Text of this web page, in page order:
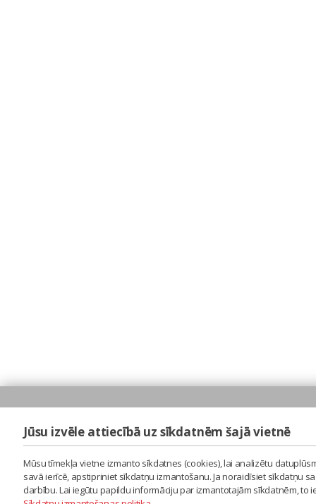
Jūsu izvēle attiecībā uz sīkdatnēm šajā vietnē
Mūsu tīmekļa vietne izmanto sīkdatnes (cookies), lai analizētu
savā ierīcē, apstipriniet sīkdatņu izmantošanu. Ja noraidīsiet sīkdatņu
darbību. Lai iegūtu papildu informāciju par izmantotajām sīkdatnēm,